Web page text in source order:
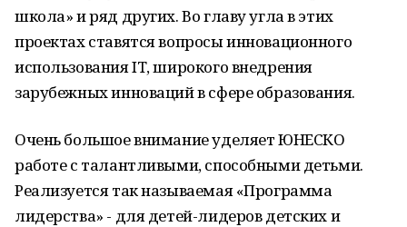
школа» и ряд других. Во главу угла в этих
проектах ставятся вопросы инновационного
использованияIT, широкого внедрения
зарубежных инноваций в сфере образования.
Очень большое внимание уделяет ЮНЕСКО
работе с талантливыми, способными детьми.
Реализуется так называемая «Программа
лидерства» - для детей-лидеров детских и